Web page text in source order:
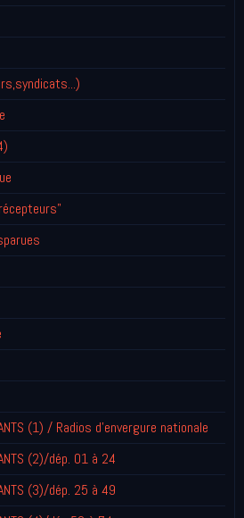
(1) / Radios d'envergure nationale
(2)/dép. 01 à 24
(3)/dép. 25 à 49